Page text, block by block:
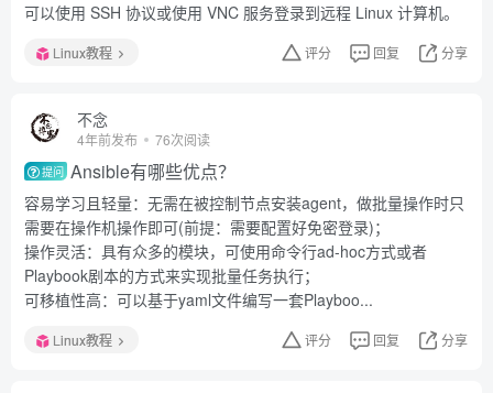
可以使用 SSH 协议或使用 VNC 服务登录到远程 Linux 计算机。
Linux教程 评分 回复 分享
不念
4年前发布 76次阅读
提问 Ansible有哪些优点？
容易学习且轻量：无需在被控制节点安装agent，做批量操作时只
需要在操作机操作即可(前提：需要配置好免密登录)；
操作灵活：具有众多的模块，可使用命令行ad-hoc方式或者
Playbook剧本的方式来实现批量任务执行；
可移植性高：可以基于yaml文件编写一套Playboo...
Linux教程 评分 回复 分享